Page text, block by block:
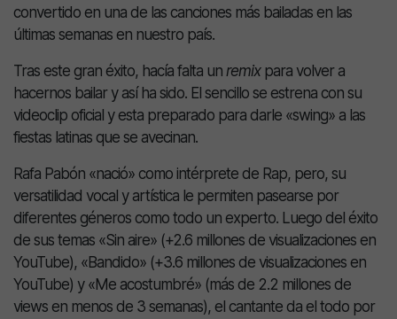
convertido en una de las canciones más bailadas en las
últimas semanas en nuestro país.
Tras este gran éxito, hacía falta un remixpara volver a
hacernos bailar y así ha sido. El sencillo se estrena con su
videoclip oficial y esta preparado para darle «swing» a las
fiestas latinas que se avecinan.
Rafa Pabón «nació» como intérprete de Rap, pero, su
versatilidad vocal y artística le permiten pasearse por
diferentes géneros como todo un experto. Luego del éxito
de sus temas «Sin aire» (+2.6 millones de visualizaciones en
YouTube), «Bandido» (+3.6 millones de visualizaciones en
YouTube) y «Me acostumbré» (más de 2.2 millones de
views en menos de 3 semanas), el cantante da el todo por